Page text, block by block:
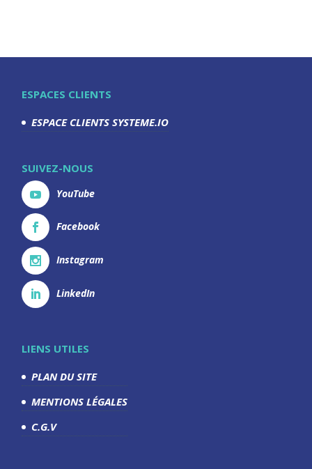
ESPACES CLIENTS
ESPACE CLIENTS SYSTEME.IO
SUIVEZ-NOUS
YouTube
Facebook
Instagram
LinkedIn
LIENS UTILES
PLAN DU SITE
MENTIONS LÉGALES
C.G.V